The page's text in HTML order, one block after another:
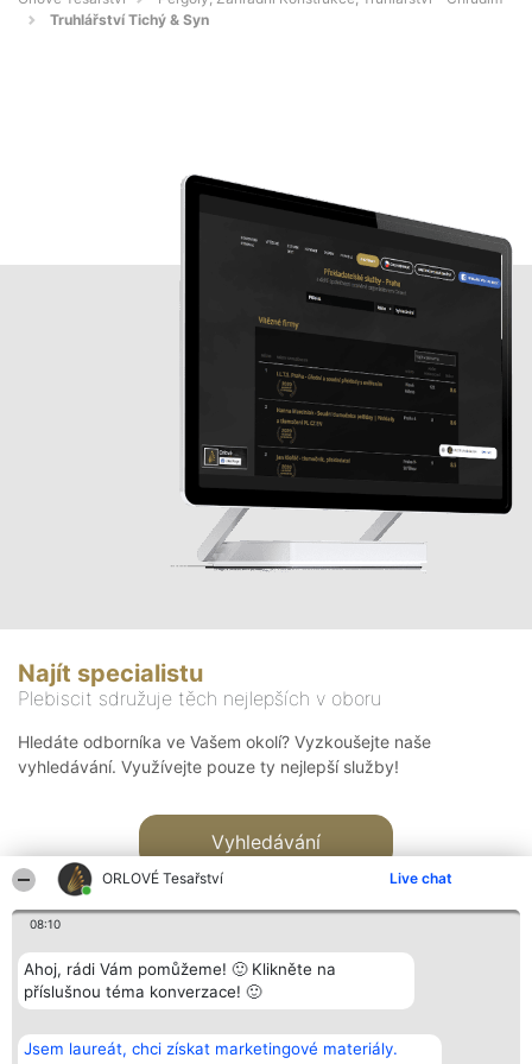
ORLOVÉ Tesařství Live chat
08:10
Ahoj, rádi Vám pomůžeme! 🙂 Klikněte na
příslušnou téma konverzace! 🙂
Jsem laureát, chci získat marketingové materiály.
Truhlářství Tichý & Syn
Najít specialistu
Plebiscit sdružuje těch nejlepších v oboru
Hledáte odborníka ve Vašem okolí? Vyzkoušejte naše
vyhledávání. Využívejte pouze ty nejlepší služby!
Vyhledávání
Bright Side Solutions sp. z o.
o. sp. k.
Vítězové
Seznam všech
Kontakt